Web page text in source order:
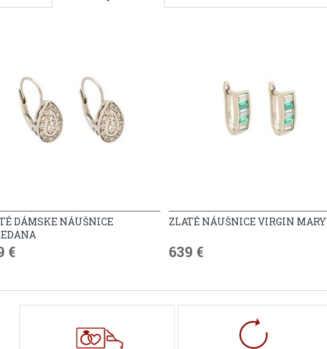
DÁMSKE NÁUŠNICE
€
ZLATÉ NÁUŠNICE VIRGIN MARY
639 €